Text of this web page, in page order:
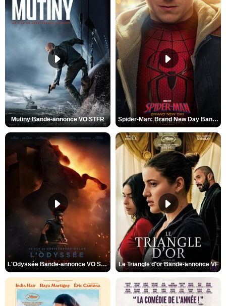
Mutiny Bande-annonce VO STFR Spider-Man: Brand New Day Bande-annonce VO STFR
L'Odyssée Bande-annonce VO STFR Le Triangle d'or Bande-annonce VF